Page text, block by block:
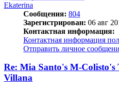
Ekaterina
Сообщения: 804
Зарегистрирован: 06 авг
Контактная информация:
Контактная информация
Отправить личное
Re: Mia Santo's M-Colisto's
Villana